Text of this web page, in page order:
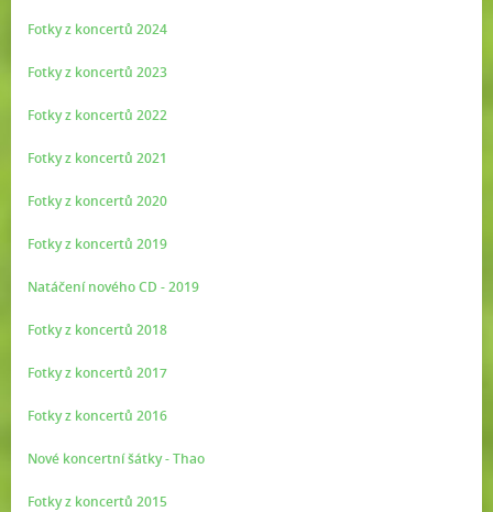
Fotky z koncertů 2024
Fotky z koncertů 2023
Fotky z koncertů 2022
Fotky z koncertů 2021
Fotky z koncertů 2020
Fotky z koncertů 2019
Natáčení nového CD - 2019
Fotky z koncertů 2018
Fotky z koncertů 2017
Fotky z koncertů 2016
Nové koncertní šátky - Thao
Fotky z koncertů 2015